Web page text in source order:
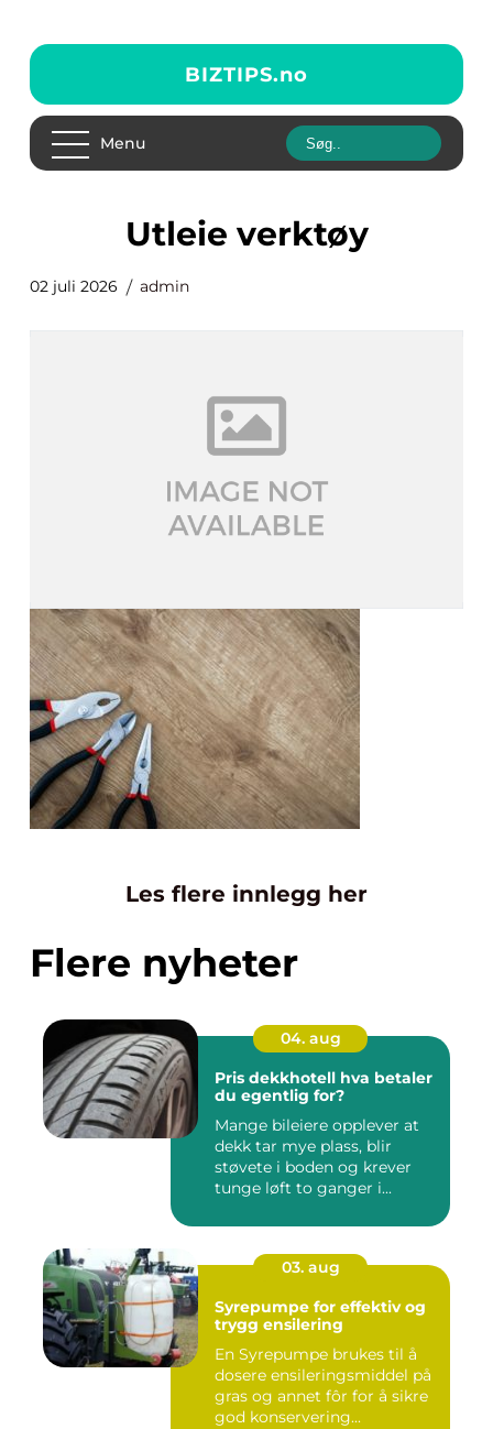
BIZTIPS.no
Menu
utleie verktøy
02 juli 2026 admin
Les flere innlegg her
Flere nyheter
04. aug
Pris dekkhotell hva betaler
du egentlig for?
Mange bileiere opplever at
dekk tar mye plass, blir
støvete i boden og krever
tunge løft to ganger i...
03. aug
Syrepumpe for effektiv og
trygg ensilering
En Syrepumpe brukes til å
dosere ensileringsmiddel på
gras og annet fôr for å sikre
god konservering...